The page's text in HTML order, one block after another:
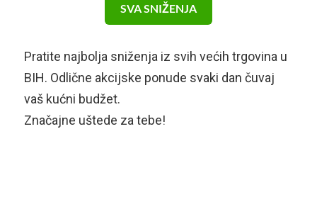
SVA SNIŽENJA
Pratite najbolja sniženja iz svih većih trgovina u
BIH. Odlične akcijske ponude svaki dan čuvaj
vaš kućni budžet.
Značajne uštede za tebe!